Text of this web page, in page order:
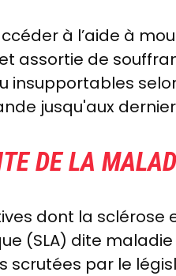
à l’aide à
assortie de
insupportables
jusqu'aux
DE LA
dont la sclérose
(SLA) dite
scrutées par le